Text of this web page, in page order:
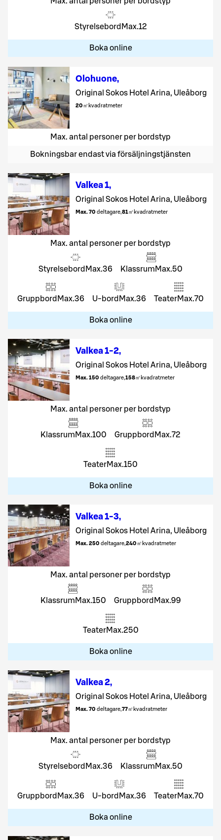
Styrelsebord Max.12
Boka online
Olohuone,
Original Sokos Hotel Arina, Uleåborg
20㎡ kvadratmeter
Max. antal personer per bordstyp
Bokningsbar endast via försäljningstjänsten
Valkea 1,
Original Sokos Hotel Arina, Uleåborg
Max. 70 deltagare,81㎡ kvadratmeter
Max. antal personer per bordstyp
Styrelsebord Max.36 Klassrum Max.50
Gruppbord Max.36 U-bord Max.36 TeaterMax.70
Boka online
Valkea 1-2,
Original Sokos Hotel Arina, Uleåborg
Max. 150 deltagare,158㎡ kvadratmeter
Max. antal personer per bordstyp
Klassrum Max.100 Gruppbord Max.72
TeaterMax.150
Boka online
Valkea 1-3,
Original Sokos Hotel Arina, Uleåborg
Max. 250 deltagare,240㎡ kvadratmeter
Max. antal personer per bordstyp
Klassrum Max.150 Gruppbord Max.99
TeaterMax.250
Boka online
Valkea 2,
Original Sokos Hotel Arina, Uleåborg
Max. 70 deltagare,77㎡ kvadratmeter
Max. antal personer per bordstyp
Styrelsebord Max.36 Klassrum Max.50
Gruppbord Max.36 U-bord Max.36 TeaterMax.70
Boka online